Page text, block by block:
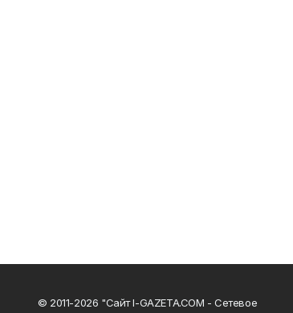
© 2011-2026 "Сайт I-GAZETA.COM - Сетевое